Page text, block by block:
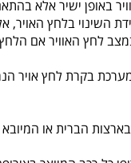
באופן ישיר אלא
השינוי בלחץ
לחץ האוויר אם
בקרת לחץ אויר